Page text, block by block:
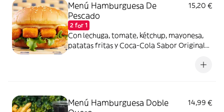
Menú Hamburguesa De
Pescado
2 for 1
15,20 €
Con lechuga, tomate, kétchup, mayonesa,
patatas fritas y Coca-Cola Sabor Original
Menú Hamburguesa Doble
14,99 €